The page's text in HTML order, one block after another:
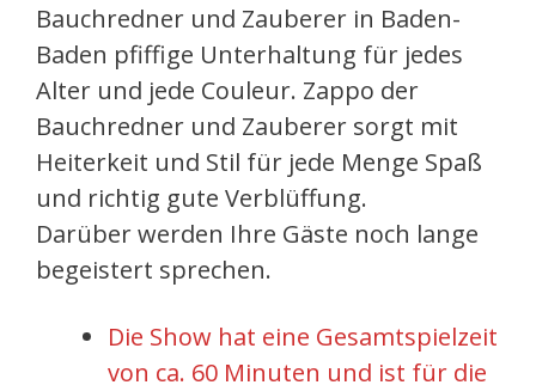
Bauchredner und Zauberer in Baden-
Baden pfiffige Unterhaltung für jedes
Alter und jede Couleur. Zappo der
Bauchredner und Zauberer sorgt mit
Heiterkeit und Stil für jede Menge Spaß
und richtig gute Verblüffung.
Darüber werden Ihre Gäste noch lange
begeistert sprechen.
Die Show hat eine Gesamtspielzeit
von ca. 60 Minuten und ist für die